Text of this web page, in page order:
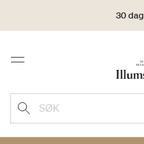
30
Menu
SØK